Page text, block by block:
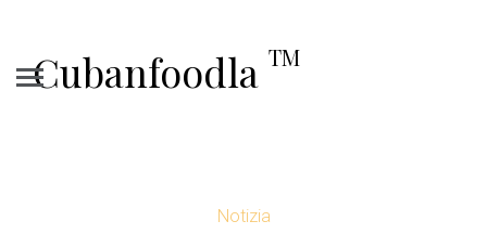
Cubanfoodla TM
Notizia